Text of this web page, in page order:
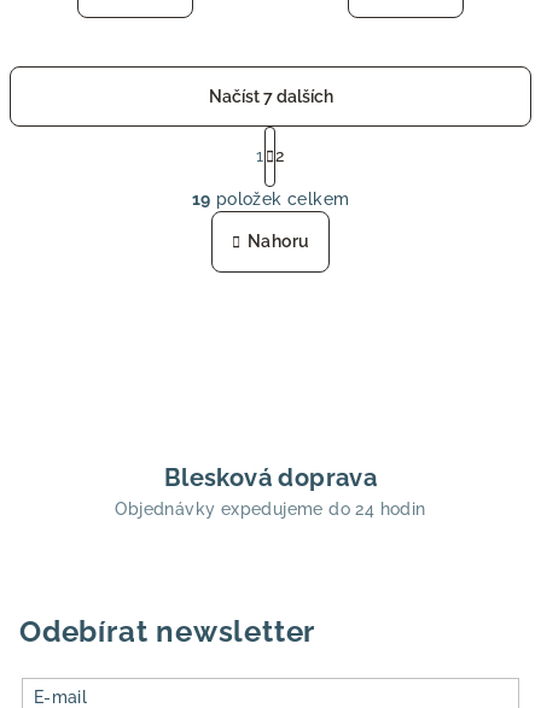
O
v
l
á
k
y
i
u
Načíst 7 dalších
S
t
r
á
n
k
o
1 2
19 položek celkem
Nahoru
Blesková doprava
Objednávky expedujeme do 24 hodin
Odebírat newsletter
E-mail